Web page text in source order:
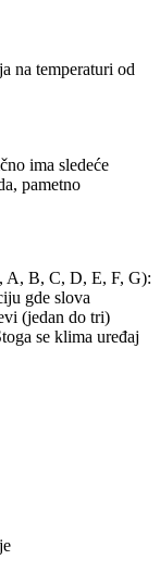
na temperaturi od
ima sledeće
pametno
A, B, C, D, E, F, G):
gde slova
(jedan do tri)
se klima uređaj